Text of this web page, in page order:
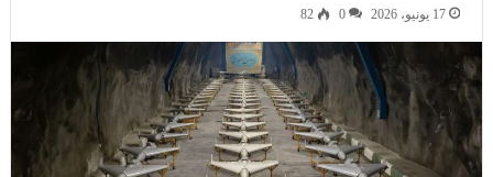
17 يونيو، 2026 0
82